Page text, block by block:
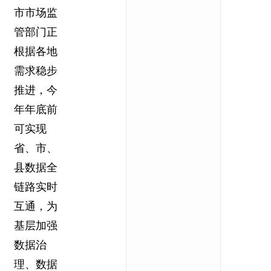
市市场监
管部门正
根据各地
需求稳步
推进，今
年年底前
可实现
省、市、
县数据全
链路实时
互通，为
基层加强
数据治
理、数据